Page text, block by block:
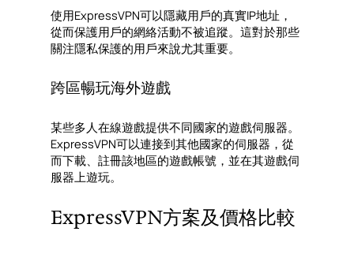
使用ExpressVPN可以隱藏用戶的真實IP地址，
從而保護用戶的網絡活動不被追蹤。這對於那些
關注隱私保護的用戶來說尤其重要。
跨區暢玩海外遊戲
某些多人在線遊戲提供不同國家的遊戲伺服器。
ExpressVPN可以連接到其他國家的伺服器，從
而下載、註冊該地區的遊戲帳號，並在其遊戲伺
服器上遊玩。
ExpressVPN方案及價格比較